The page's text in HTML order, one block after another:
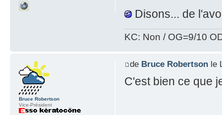
Disons... de
KC: Non / OG=9/10
de Bruce Robertsonle
C'est bien ce que
Bruce Robertson
Vice-Président